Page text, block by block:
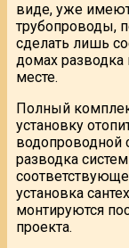
виде, уже
трубопроводы,
сделать лишь
домах разводка
месте.
Полный
установку
водопроводной
разводка
установка
монтируются
проекта.